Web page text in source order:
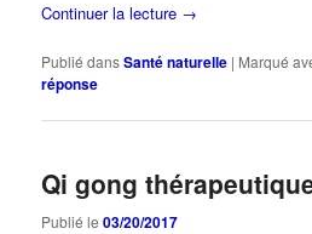
Continuer la lecture →
Publié dansSanté naturelle | Marqué
réponse
Qi gong
Publié le03/20/2017